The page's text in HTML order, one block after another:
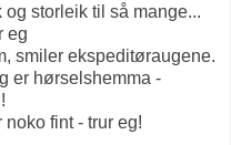
storleik til så mange...
eg
smiler ekspeditøraugene.
er hørselshemma -
fint - trur eg!